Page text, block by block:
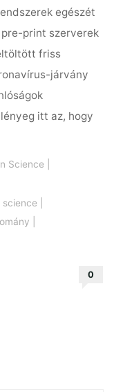
egészét
print szerverek
friss
járvány
itt az, hogy
Science
science
0